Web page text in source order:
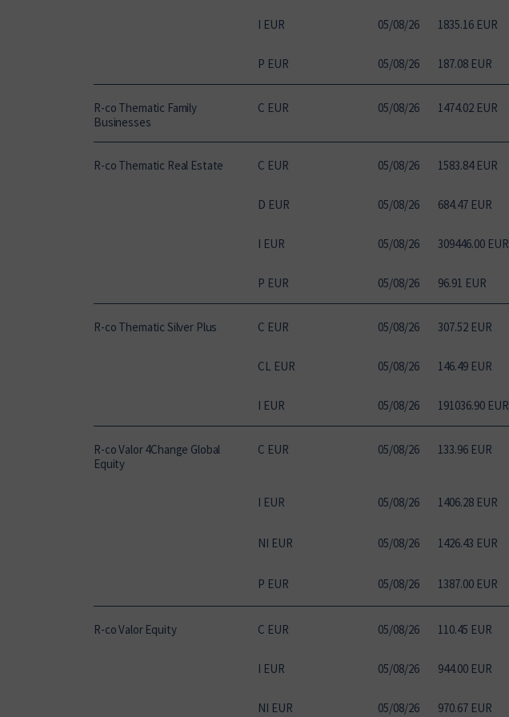
I EUR 05/08/26 1835.16 EUR
P EUR 05/08/26 187.08 EUR
R-co Thematic Family
Businesses
C EUR 05/08/26 1474.02 EUR
R-co Thematic Real Estate C EUR 05/08/26 1583.84 EUR
D EUR 05/08/26 684.47 EUR
I EUR 05/08/26 309446.00 EUR
P EUR 05/08/26 96.91 EUR
R-co Thematic Silver Plus C EUR 05/08/26 307.52 EUR
CL EUR 05/08/26 146.49 EUR
I EUR 05/08/26 191036.90 EUR
R-co Valor 4Change Global
Equity
C EUR 05/08/26 133.96 EUR
I EUR 05/08/26 1406.28 EUR
NI EUR 05/08/26 1426.43 EUR
P EUR 05/08/26 1387.00 EUR
R-co Valor Equity C EUR 05/08/26 110.45 EUR
I EUR 05/08/26 944.00 EUR
NI EUR 05/08/26 970.67 EUR